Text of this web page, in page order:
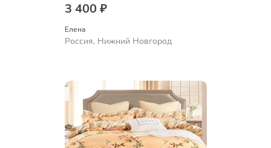
3 400 ₽
Елена
Россия, Нижний Новгород